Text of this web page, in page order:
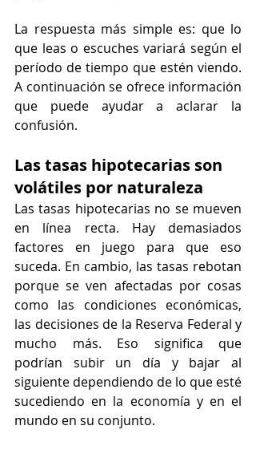
La respuesta más simple es: que lo
que leas o escuches variará según el
período de tiempo que estén viendo.
A continuación se ofrece información
que puede ayudar a aclarar la
confusión.
Las tasas hipotecarias son
volátiles por naturaleza
Las tasas hipotecarias no se mueven
en línea recta. Hay demasiados
factores en juego para que eso
suceda. En cambio, las tasas rebotan
porque se ven afectadas por cosas
como las condiciones económicas,
las decisiones de la Reserva Federal y
mucho más. Eso significa que
podrían subir un día y bajar al
siguiente dependiendo de lo que esté
sucediendo en la economía y en el
mundo en su conjunto.